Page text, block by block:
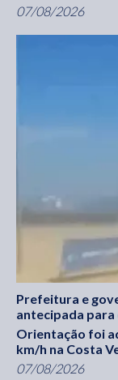
07/08/2026
Prefeitura e
antecipada para
Orientação foi
km/h na Costa
07/08/2026